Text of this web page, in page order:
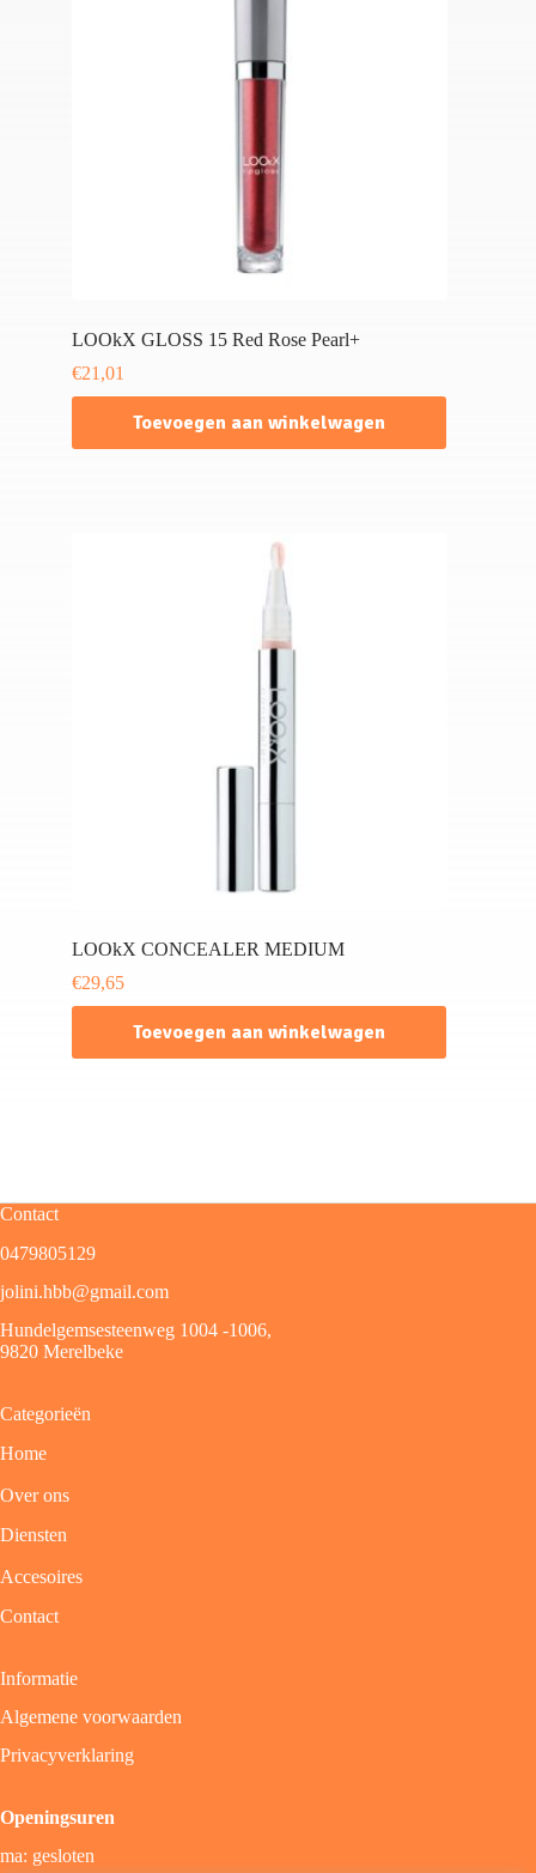
LOOkX GLOSS 15 Red Rose Pearl+
€21,01
Toevoegen aan winkelwagen
LOOkX CONCEALER MEDIUM
€29,65
Toevoegen aan winkelwagen
Contact
0479805129
jolini.hbb@gmail.com
Hundelgemsesteenweg 1004 -1006,
9820 Merelbeke
Categorieën
Home
Over ons
Diensten
Accesoires
Contact
Informatie
Algemene voorwaarden
Privacyverklaring
Openingsuren
ma: gesloten